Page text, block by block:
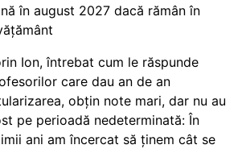
în august 2027 dacă rămân în
Ion, întrebat cum le răspunde
care dau an de an
obțin note mari, dar nu au
pe perioadă nedeterminată: În
ani am încercat să ținem cât se